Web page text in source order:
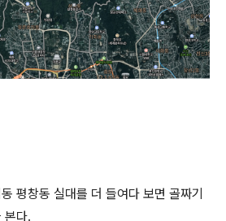
평창동 실대를 더 들여다 보면 골짜기
본다.